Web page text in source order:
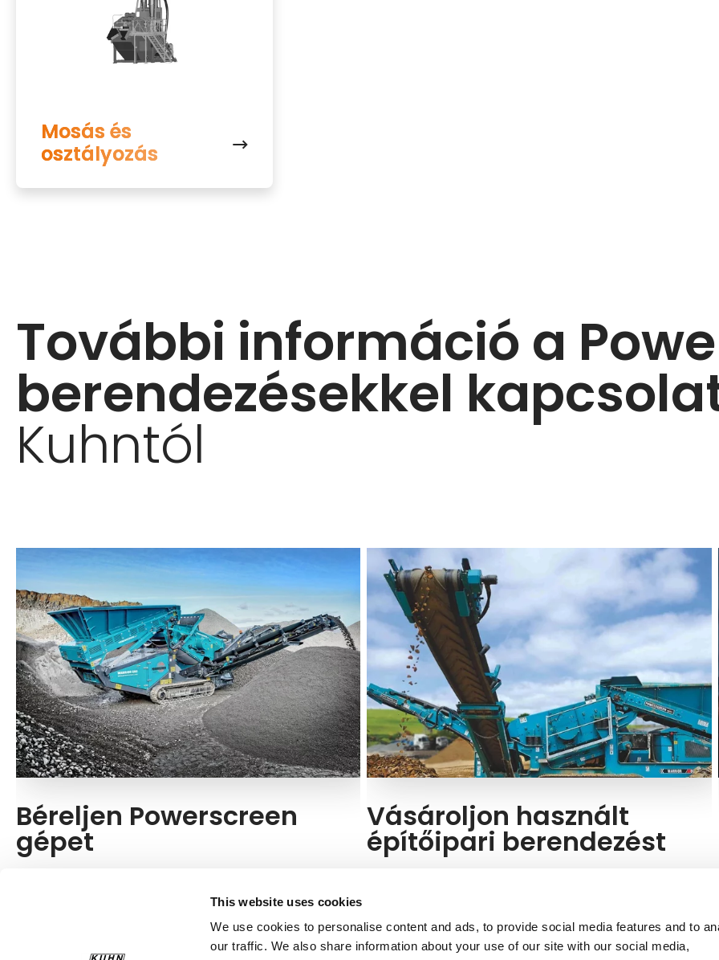
This website uses cookies
We use cookies to personalise content and ads, to provide social media features and to
our traffic. We also share information about your use of our site with our social media,
Mosás és
osztályozás
További információ a
berendezésekkel
Kuhntól
Béreljen Powerscreen
gépet
építési projekthez? Egyszerűen kibérelheti a Kuhn
innovatív rostálóberendezéseit!
Vásároljon használt
építőipari berendezést
kínálunk.
Keressen használt modellt